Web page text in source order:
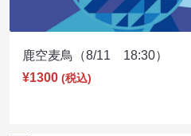
鹿空麦鳥（8/11 18:30）
¥1300 (税込)